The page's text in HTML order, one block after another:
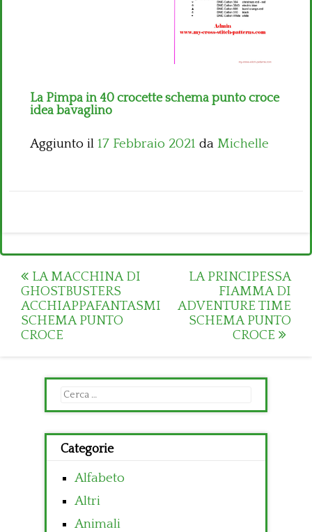
La Pimpa in 40 crocette schema punto croce
idea bavaglino
Aggiunto il 17 Febbraio 2021 da Michelle
Post
navigation
LA MACCHINA DI
GHOSTBUSTERS
ACCHIAPPAFANTASMI
SCHEMA PUNTO
CROCE
LA PRINCIPESSA
FIAMMA DI
ADVENTURE TIME
SCHEMA PUNTO
CROCE
Ricerca
per:
Categorie
Alfabeto
Altri
Animali